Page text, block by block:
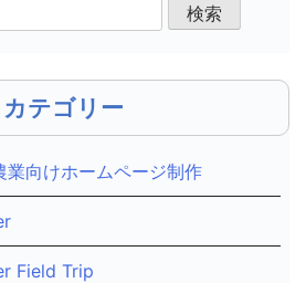
カテゴリー
業向けホームページ制作
Field Trip